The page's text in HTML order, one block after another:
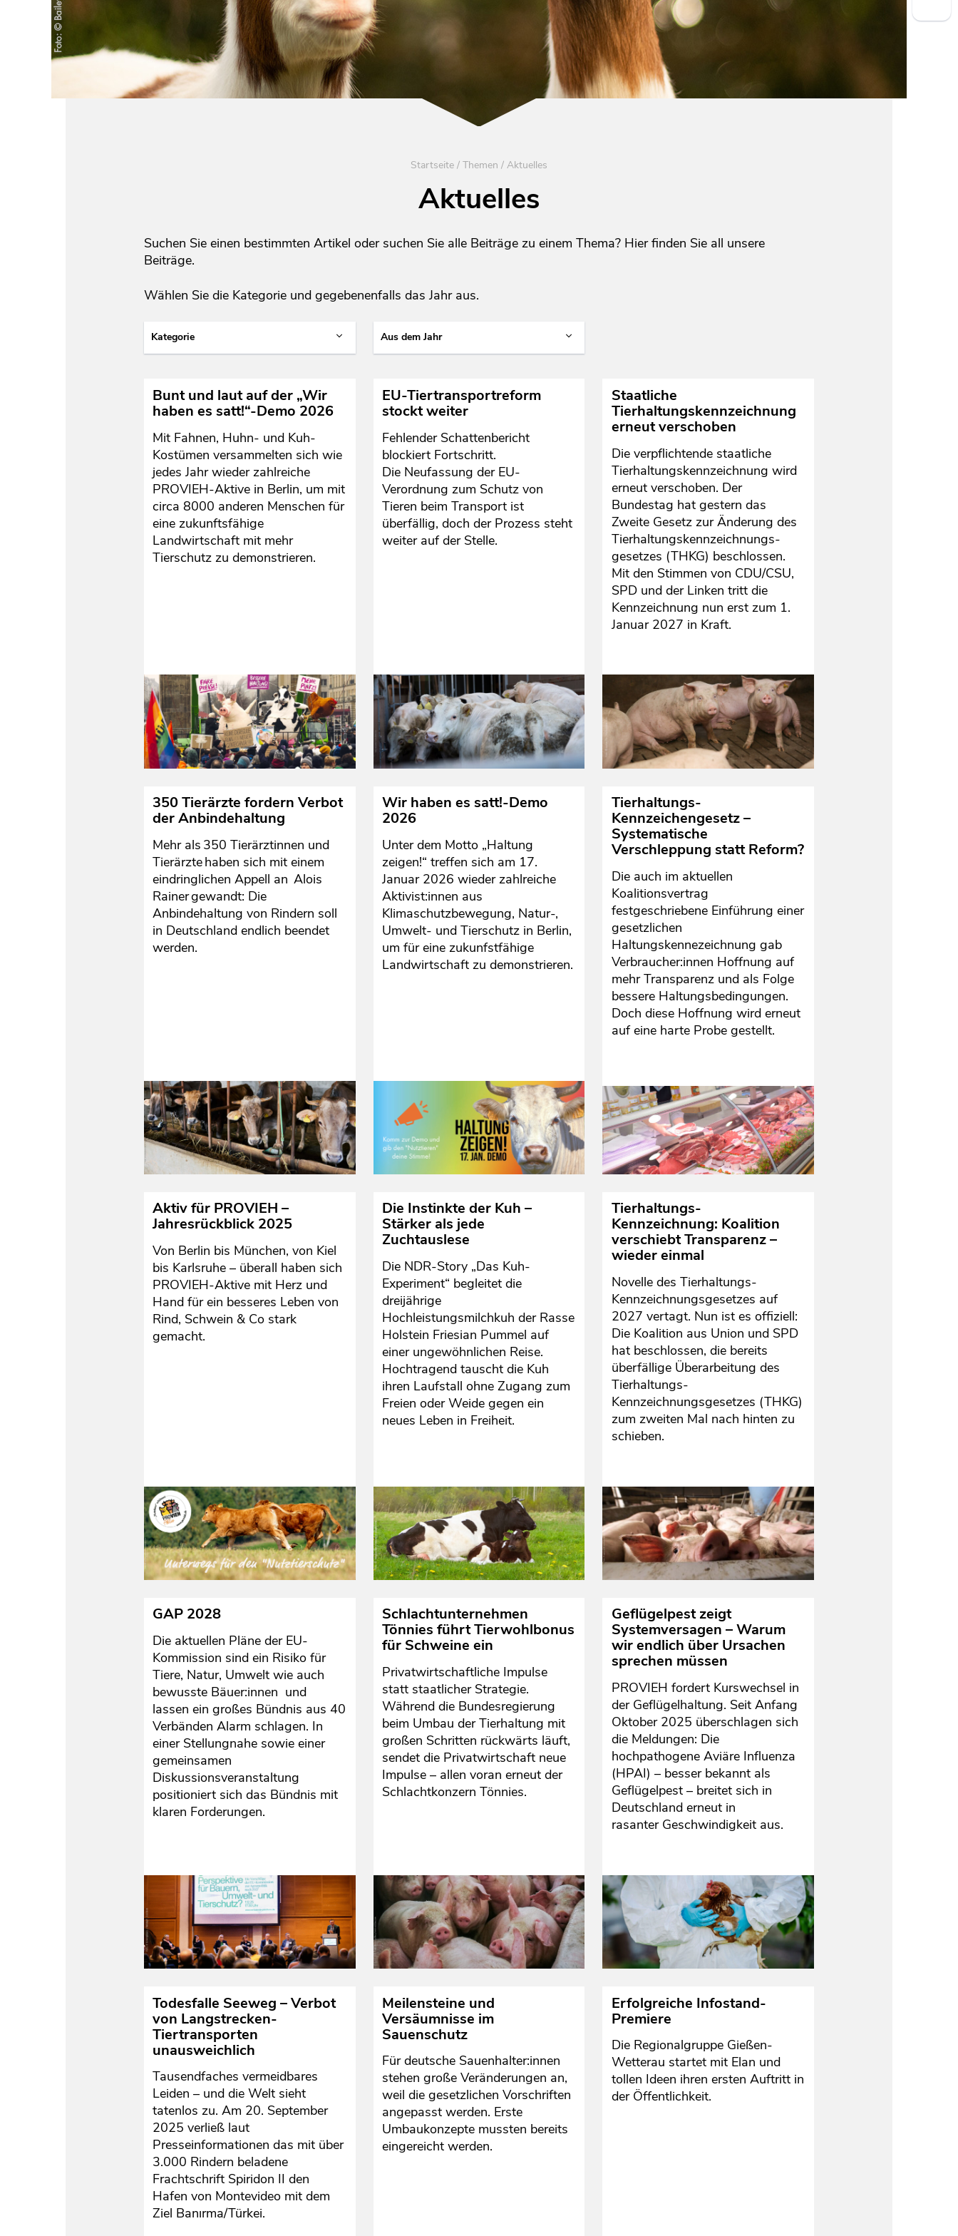
Startseite / Themen / Aktuelles
Aktuelles
Suchen Sie einen bestimmten Artikel oder suchen Sie alle Beiträge zu einem Thema? Hier finden Sie all unsere
Beiträge.
Wählen Sie die Kategorie und gegebenenfalls das Jahr aus.
Kategorie Aus dem Jahr
Bunt und laut auf der „Wir
haben es satt!“-Demo 2026
Mit Fahnen, Huhn- und Kuh-
Kostümen versammelten sich wie
jedes Jahr wieder zahlreiche
PROVIEH-Aktive in Berlin, um mit
circa 8000 anderen Menschen für
eine zukunftsfähige
Landwirtschaft mit mehr
Tierschutz zu demonstrieren.
EU-Tiertransportreform
stockt weiter
Fehlender Schattenbericht
blockiert Fortschritt.
Die Neufassung der EU-
Verordnung zum Schutz von
Tieren beim Transport ist
überfällig, doch der Prozess steht
weiter auf der Stelle.
Staatliche
Tierhaltungskennzeichnung
erneut verschoben
Die verpflichtende staatliche
Tierhaltungskennzeichnung wird
erneut verschoben. Der
Bundestag hat gestern das
Zweite Gesetz zur Änderung des
Tierhaltungskennzeichnungs-
gesetzes (THKG) beschlossen.
Mit den Stimmen von CDU/CSU,
SPD und der Linken tritt die
Kennzeichnung nun erst zum 1.
Januar 2027 in Kraft.
350 Tierärzte fordern Verbot
der Anbindehaltung
Mehr als 350 Tierärztinnen und
Tierärzte haben sich mit einem
eindringlichen Appell an Alois
Rainer gewandt: Die
Anbindehaltung von Rindern soll
in Deutschland endlich beendet
werden.
Wir haben es satt!-Demo
2026
Unter dem Motto „Haltung
zeigen!“ treffen sich am 17.
Januar 2026 wieder zahlreiche
Aktivist:innen aus
Klimaschutzbewegung, Natur-,
Umwelt- und Tierschutz in Berlin,
um für eine zukunfstfähige
Landwirtschaft zu demonstrieren.
Tierhaltungs-
Kennzeichengesetz –
Systematische
Verschleppung statt Reform?
Die auch im aktuellen
Koalitionsvertrag
festgeschriebene Einführung einer
gesetzlichen
Haltungskennezeichnung gab
Verbraucher:innen Hoffnung auf
mehr Transparenz und als Folge
bessere Haltungsbedingungen.
Doch diese Hoffnung wird erneut
auf eine harte Probe gestellt.
Aktiv für PROVIEH –
Jahresrückblick 2025
Von Berlin bis München, von Kiel
bis Karlsruhe – überall haben sich
PROVIEH-Aktive mit Herz und
Hand für ein besseres Leben von
Rind, Schwein & Co stark
gemacht.
Die Instinkte der Kuh –
Stärker als jede
Zuchtauslese
Die NDR-Story „Das Kuh-
Experiment“ begleitet die
dreijährige
Hochleistungsmilchkuh der Rasse
Holstein Friesian Pummel auf
einer ungewöhnlichen Reise.
Hochtragend tauscht die Kuh
ihren Laufstall ohne Zugang zum
Freien oder Weide gegen ein
neues Leben in Freiheit.
Tierhaltungs-
Kennzeichnung: Koalition
verschiebt Transparenz –
wieder einmal
Novelle des Tierhaltungs-
Kennzeichnungsgesetzes auf
2027 vertagt. Nun ist es offiziell:
Die Koalition aus Union und SPD
hat beschlossen, die bereits
überfällige Überarbeitung des
Tierhaltungs-
Kennzeichnungsgesetzes (THKG)
zum zweiten Mal nach hinten zu
schieben.
GAP 2028
Die aktuellen Pläne der EU-
Kommission sind ein Risiko für
Tiere, Natur, Umwelt wie auch
bewusste Bäuer:innen und
lassen ein großes Bündnis aus 40
Verbänden Alarm schlagen. In
einer Stellungnahe sowie einer
gemeinsamen
Diskussionsveranstaltung
positioniert sich das Bündnis mit
klaren Forderungen.
Schlachtunternehmen
Tönnies führt Tierwohlbonus
für Schweine ein
Privatwirtschaftliche Impulse
statt staatlicher Strategie.
Während die Bundesregierung
beim Umbau der Tierhaltung mit
großen Schritten rückwärts läuft,
sendet die Privatwirtschaft neue
Impulse – allen voran erneut der
Schlachtkonzern Tönnies.
Geflügelpest zeigt
Systemversagen – Warum
wir endlich über Ursachen
sprechen müssen
PROVIEH fordert Kurswechsel in
der Geflügelhaltung. Seit Anfang
Oktober 2025 überschlagen sich
die Meldungen: Die
hochpathogene Aviäre Influenza
(HPAI) – besser bekannt als
Geflügelpest – breitet sich in
Deutschland erneut in
rasanter Geschwindigkeit aus.
Todesfalle Seeweg – Verbot
von Langstrecken-
Tiertransporten
unausweichlich
Tausendfaches vermeidbares
Leiden – und die Welt sieht
tatenlos zu. Am 20. September
2025 verließ laut
Presseinformationen das mit über
3.000 Rindern beladene
Frachtschrift Spiridon II den
Hafen von Montevideo mit dem
Ziel Banırma/Türkei.
Meilensteine und
Versäumnisse im
Sauenschutz
Für deutsche Sauenhalter:innen
stehen große Veränderungen an,
weil die gesetzlichen Vorschriften
angepasst werden. Erste
Umbaukonzepte mussten bereits
eingereicht werden.
Erfolgreiche Infostand-
Premiere
Die Regionalgruppe Gießen-
Wetterau startet mit Elan und
tollen Ideen ihren ersten Auftritt in
der Öffentlichkeit.